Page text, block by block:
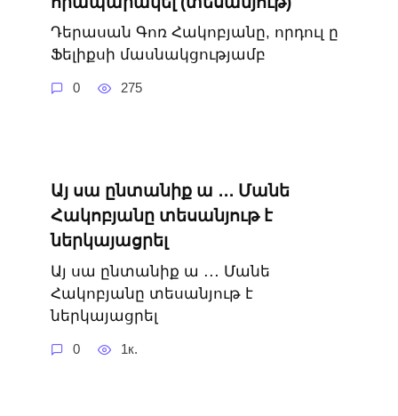
Դերասան Գոռ Հակոբյանը, որդուլ ը
Ֆելիքսի մասնակցությամբ
0 275
Այ սա ընտանիք ա ․․․ Մանե
Հակոբյանը տեսանյութ է
ներկայացրել
Այ սա ընտանիք ա ․․․ Մանե
Հակոբյանը տեսանյութ է
ներկայացրել
0 1к.